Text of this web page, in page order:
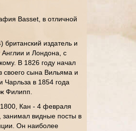
Basset, в отличной
издатель и
Англии и Лондона, с
В 1826 году начал
своего сына Вильяма и
Чарльза в 1854 года
Филипп.
Кан - 4 февраля
занимал видные посты в
Он наиболее